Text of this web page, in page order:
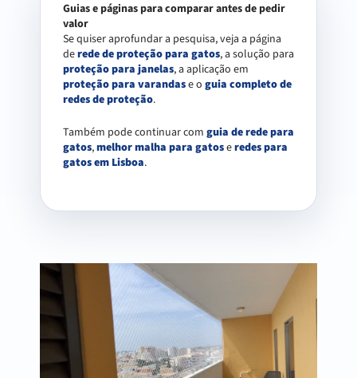
Guias e páginas para comparar antes de pedir
valor
Se quiser aprofundar a pesquisa, veja a página
derede de proteção para gatos, a solução para
proteção para janelas, a aplicação em
proteção para varandase o guia completo de
redes de proteção.
Também pode continuar com guia de rede para
gatos,melhor malha para gatoseredes para
gatos em Lisboa.